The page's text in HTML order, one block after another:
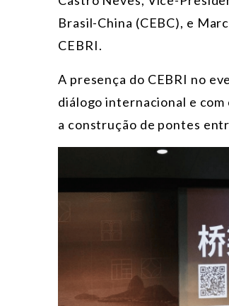
Brasil-China (CEBC), e
CEBRI.
A presença do CEBRI no
diálogo internacional e
a construção de pontes